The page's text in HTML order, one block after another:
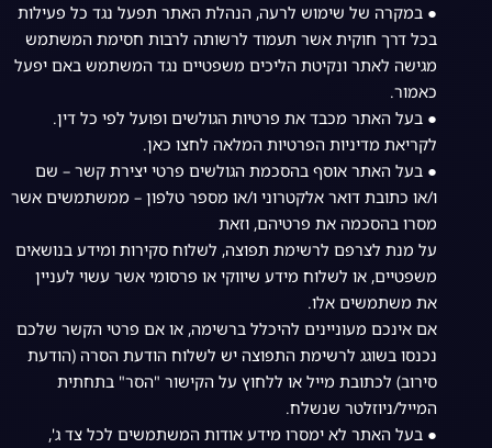
● במקרה של שימוש לרעה, הנהלת האתר תפעל נגד כל פעילות
בכל דרך חוקית אשר תעמוד לרשותה לרבות חסימת המשתמש
מגישה לאתר ונקיטת הליכים משפטיים נגד המשתמש באם יפעל
כאמור.
● בעל האתר מכבד את פרטיות הגולשים ופועל לפי כל דין.
לקריאת מדיניות הפרטיות המלאה לחצו כאן.
● בעל האתר אוסף בהסכמת הגולשים פרטי יצירת קשר – שם
ו/או כתובת דואר אלקטרוני ו/או מספר טלפון – ממשתמשים אשר
מסרו בהסכמה את פרטיהם, וזאת
על מנת לצרפם לרשימת תפוצה, לשלוח סקירות ומידע בנושאים
משפטיים, או לשלוח מידע שיווקי או פרסומי אשר עשוי לעניין
את משתמשים אלו.
אם אינכם מעוניינים להיכלל ברשימה, או אם פרטי הקשר שלכם
נכנסו בשוגג לרשימת התפוצה יש לשלוח הודעת הסרה (הודעת
סירוב) לכתובת מייל או ללחוץ על הקישור "הסר" בתחתית
המייל/ניוזלטר שנשלח.
● בעל האתר לא ימסרו מידע אודות המשתמשים לכל צד ג',